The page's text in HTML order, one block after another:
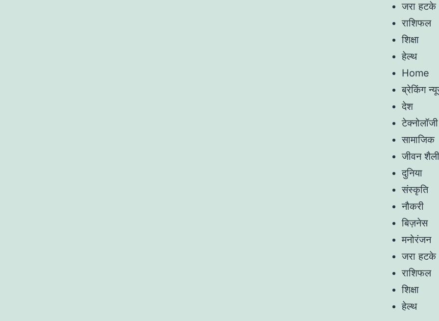
जरा हटके
राशिफल
शिक्षा
हेल्थ
Home
ब्रेकिंग
देश
टेक्नोलॉजी
सामाजिक
जीवन शैली
दुनिया
संस्कृति
नौकरी
बिज़नेस
मनोरंजन
जरा हटके
राशिफल
शिक्षा
हेल्थ